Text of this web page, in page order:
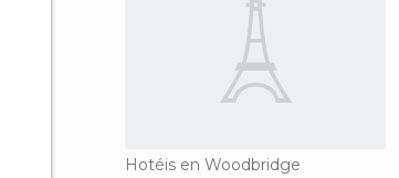
Hotéis en Woodbridge